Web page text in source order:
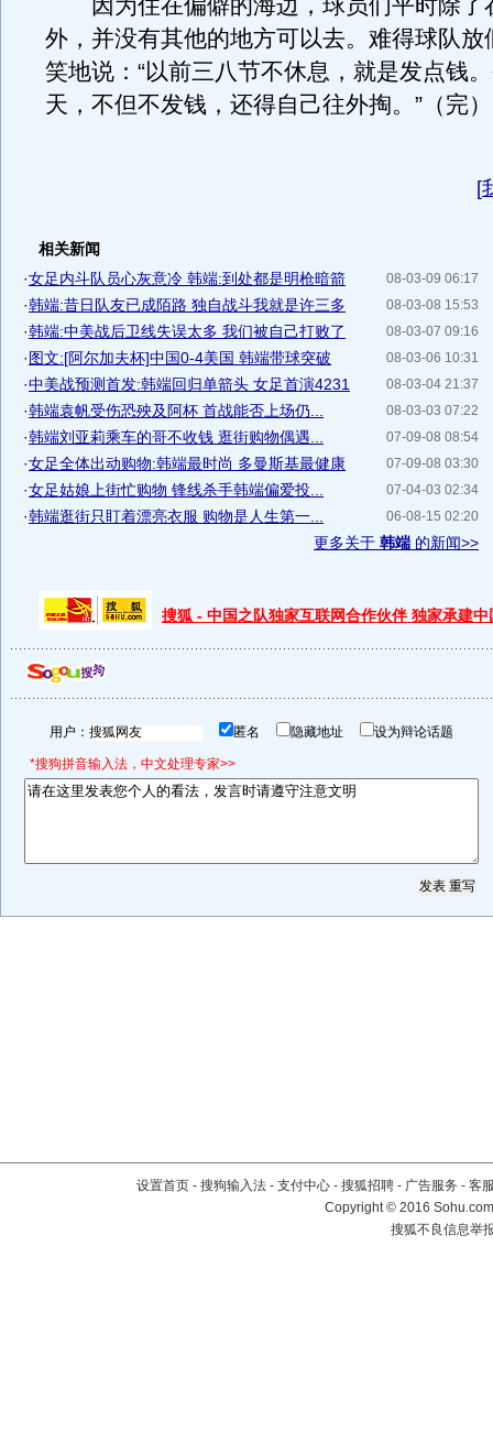
因为住在偏僻的海边，球员们平时除了
外，并没有其他的地方可以去。难得球队放
笑地说：“以前三八节不休息，就是发点钱
天，不但不发钱，还得自己往外掏。”（完）
[
相关新闻
08-03-09 06:17
·女足内斗队员心灰意冷 韩端:到处都是明枪暗箭
08-03-08 15:53
·韩端:昔日队友已成陌路 独自战斗我就是许三多
08-03-07 09:16
·韩端:中美战后卫线失误太多 我们被自己打败了
08-03-06 10:31
·图文:[阿尔加夫杯]中国0-4美国 韩端带球突破
08-03-04 21:37
·中美战预测首发:韩端回归单箭头 女足首演4231
08-03-03 07:22
·韩端袁帆受伤恐殃及阿杯 首战能否上场仍...
07-09-08 08:54
·韩端刘亚莉乘车的哥不收钱 逛街购物偶遇...
07-09-08 03:30
·女足全体出动购物:韩端最时尚 多曼斯基最健康
07-04-03 02:34
·女足姑娘上街忙购物 锋线杀手韩端偏爱投...
06-08-15 02:20
·韩端逛街只盯着漂亮衣服 购物是人生第一...
更多关于 韩端 的新闻>>
搜狐 - 中国之队独家互联网合作伙伴 独家承建中
用户： 匿名 隐藏地址 设为辩论话题
*搜狗拼音输入法，中文处理专家>>
设置首页 - 搜狗输入法 - 支付中心 - 搜狐招聘 - 广告服务 - 客
Copyright©2016
搜狐不良信息举